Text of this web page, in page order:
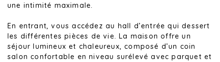
une intimité maximale.
En entrant, vous accédez au hall d’entrée qui dessert
les différentes pièces de vie. La maison offre un
séjour lumineux et chaleureux, composé d’un coin
salon confortable en niveau surélevé avec parquet et